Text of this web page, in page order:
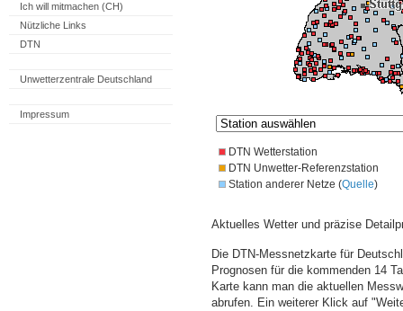
Ich will mitmachen (CH)
Nützliche Links
DTN
Unwetterzentrale Deutschland
Impressum
DTN Wetterstation
DTN Unwetter-Referenzstation
Station anderer Netze (Quelle)
Aktuelles Wetter und präzise
Die DTN-Messnetzkarte für
Prognosen für die kommenden 14
Karte kann man die aktuellen
abrufen. Ein weiterer Klick auf